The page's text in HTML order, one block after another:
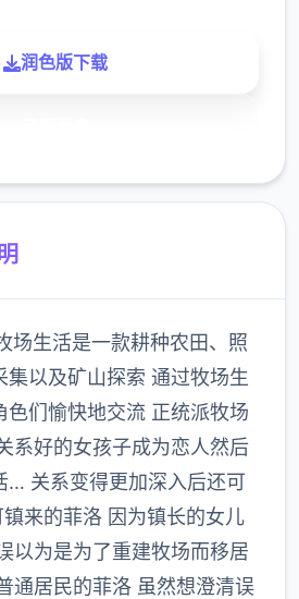
润色版下载
场生活是一款耕种农田、照
集以及矿山探索 通过牧场生
色们愉快地交流 正统派牧场
系好的女孩子成为恋人然后
… 关系变得更加深入后还可
来的菲洛 因为镇长的女儿
以为是为了重建牧场而移居
通居民的菲洛 虽然想澄清误